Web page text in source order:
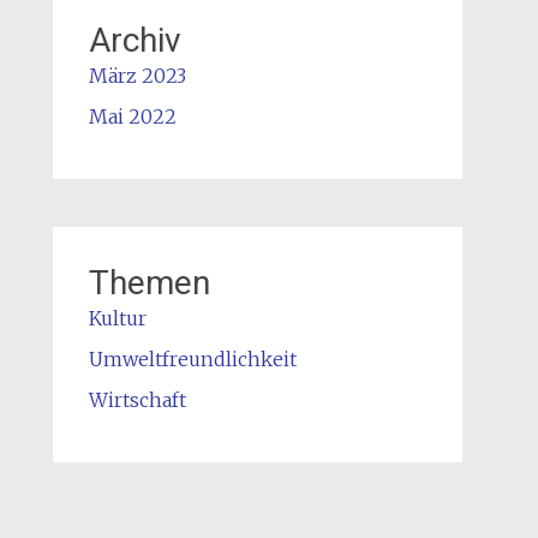
Archiv
März 2023
Mai 2022
Themen
Kultur
Umweltfreundlichkeit
Wirtschaft